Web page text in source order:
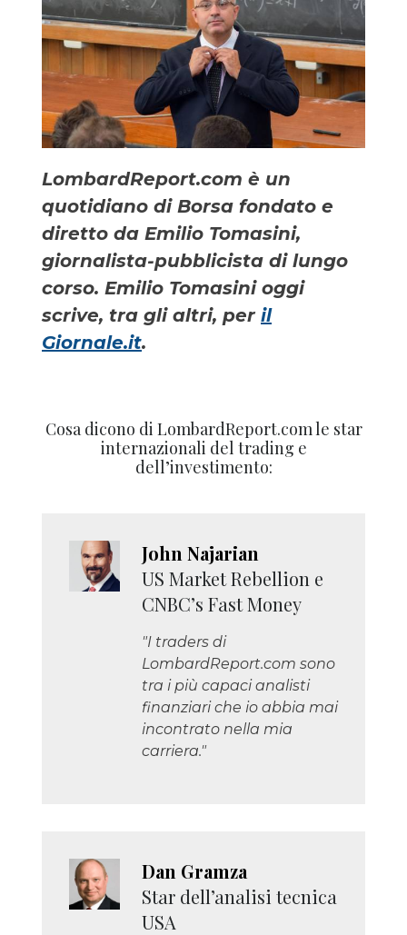
LombardReport.com è un
quotidiano di Borsa fondato e
diretto da Emilio Tomasini,
giornalista-pubblicista di lungo
corso. Emilio Tomasini oggi
scrive, tra gli altri, per il
Giornale.it.
Cosa dicono di LombardReport.com le star
internazionali del trading e
dell’investimento:
John Najarian
US Market Rebellion e
CNBC’s Fast Money
"I traders di
LombardReport.com sono
tra i più capaci analisti
finanziari che io abbia mai
incontrato nella mia
carriera."
Dan Gramza
Star dell’analisi tecnica
USA